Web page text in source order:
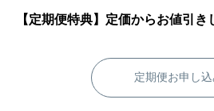
【定期便特典】定価からお値引
定期便お申し込